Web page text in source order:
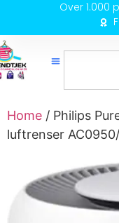
Over 1.000
Home / Philips
luftrenser